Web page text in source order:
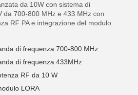
da 10W con sistema di
da 700-800 MHz e 433 MHz con
RF PA e integrazione del modulo
di frequenza 700-800 MHz
di frequenza 433MHz
RF da 10 W
LORA